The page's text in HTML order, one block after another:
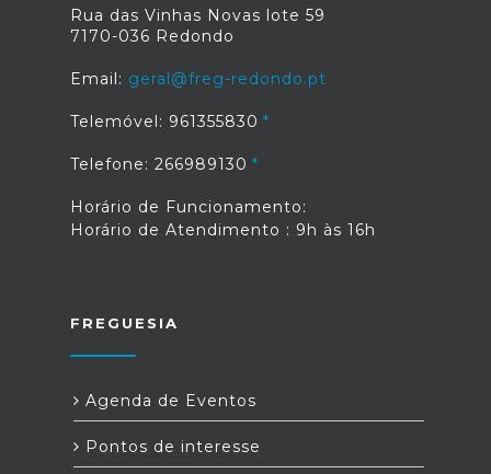
Rua das Vinhas Novas lote 59
7170-036 Redondo
Email: geral@freg-redondo.pt
Telemóvel: 961355830
Telefone: 266989130
Horário de Funcionamento:
Horário de Atendimento : 9h às 16h
FREGUESIA
Agenda de Eventos
Pontos de interesse